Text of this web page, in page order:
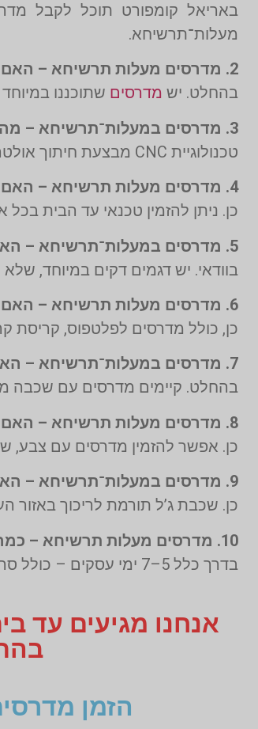
מעלות־תרשיחא.
2. מדרסים מעלות תרשיחא – האם מתאימים גם לעבודה פיזית מאומצת?
בהחלט. יש מדרסים שתוכננו
3. מדרסים במעלות־תרשיחא – מה מיוחד בטכנולוגיית CNC לייצור מדרסים?
טכנולוגיית CNC מבצעת חיתוך אולטרה־מדויק בהתאם לסריקה האישית – מבטיחה התאמה מושלמת לכל כף רגל.
4. מדרסים מעלות תרשיחא – האם יש שירות טכנאי עד הבית?
כן. ניתן להזמין טכנאי עד הבית
5. מדרסים במעלות־תרשיחא – האם יש דגם לנעלי עקב נשיות?
בוודאי. יש דגמים דקים במיוחד,
6. מדרסים מעלות תרשיחא – האם אפשר להזמין מדרסים גם לילדים?
כן, כולל מדרסים לפלטפוס, קריסת
7. מדרסים במעלות־תרשיחא – האם ניתן להזמין מדרסים עם שכבת אנטי־ריח?
בהחלט. קיימים מדרסים עם שכבה
8. מדרסים מעלות תרשיחא – האם קיימת אפשרות לעיצוב מותאם אישית?
כן. אפשר להזמין מדרסים עם צבע,
9. מדרסים במעלות־תרשיחא – האם ניתן לשלב שכבת ג’ל לעקב?
כן. שכבת ג’ל תורמת לריכוך באזור
10. מדרסים מעלות תרשיחא – כמה זמן לוקח מרגע ההזמנה ועד קבלת המדרס?
בדרך כלל 5–7 ימי עסקים – כולל סריקה, ייצור CNC, ובדיקת איכות לפני אספקה.
אנחנו מגיעים עד
הזמן